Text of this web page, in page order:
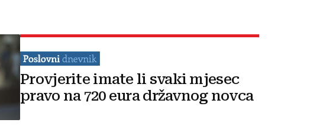
Provjerite imate li svaki mjesec
pravo na 720 eura državnog novca